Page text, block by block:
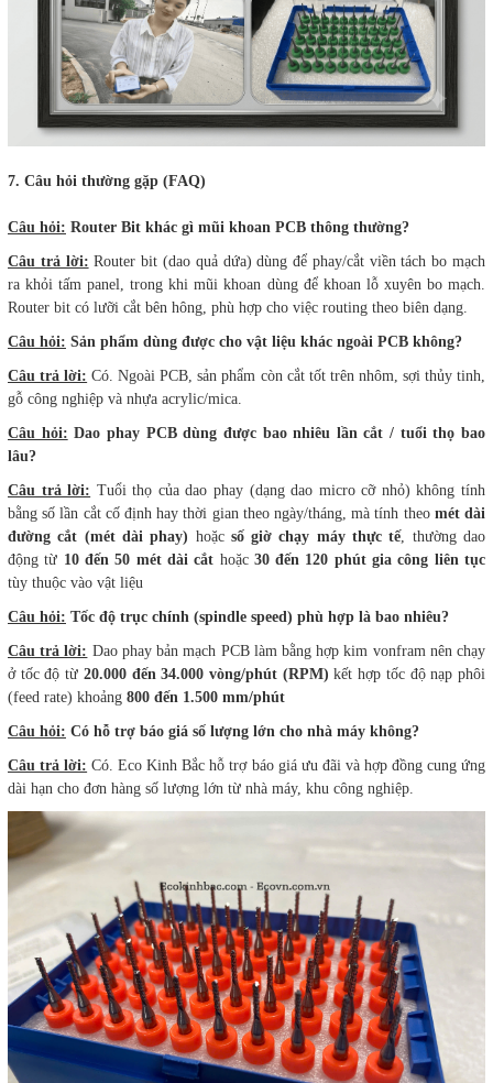
7. Câu hỏi thường gặp (FAQ)
Câu hỏi: Router Bit khác gì mũi khoan PCB thông thường?
Câu trả lời: Router bit (dao quả dứa) dùng để phay/cắt viền tách bo mạch
ra khỏi tấm panel, trong khi mũi khoan dùng để khoan lỗ xuyên bo mạch.
Router bit có lưỡi cắt bên hông, phù hợp cho việc routing theo biên dạng.
Câu hỏi: Sản phẩm dùng được cho vật liệu khác ngoài PCB không?
Câu trả lời: Có. Ngoài PCB, sản phẩm còn cắt tốt trên nhôm, sợi thủy tinh,
gỗ công nghiệp và nhựa acrylic/mica.
Câu hỏi: Dao phay PCB dùng được bao nhiêu lần cắt / tuổi thọ bao
lâu?
Câu trả lời: Tuổi thọ của dao phay (dạng dao micro cỡ nhỏ) không tính
bằng số lần cắt cố định hay thời gian theo ngày/tháng, mà tính theo mét dài
đường cắt (mét dài phay) hoặc số giờ chạy máy thực tế, thường dao
động từ 10 đến 50 mét dài cắt hoặc 30 đến 120 phút gia công liên tục
tùy thuộc vào vật liệu
Câu hỏi: Tốc độ trục chính (spindle speed) phù hợp là bao nhiêu?
Câu trả lời: Dao phay bản mạch PCB làm bằng hợp kim vonfram nên chạy
ở tốc độ từ 20.000 đến 34.000 vòng/phút (RPM) kết hợp tốc độ nạp phôi
(feed rate) khoảng 800 đến 1.500 mm/phút
Câu hỏi: Có hỗ trợ báo giá số lượng lớn cho nhà máy không?
Câu trả lời: Có. Eco Kinh Bắc hỗ trợ báo giá ưu đãi và hợp đồng cung ứng
dài hạn cho đơn hàng số lượng lớn từ nhà máy, khu công nghiệp.